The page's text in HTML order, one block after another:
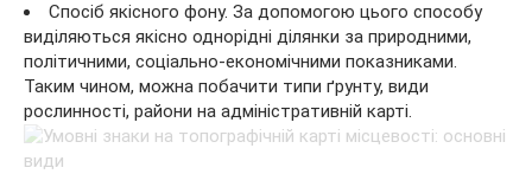
Спосіб якісного фону. За допомогою цього способу
виділяються якісно однорідні ділянки за природними,
політичними, соціально-економічними показниками.
Таким чином, можна побачити типи ґрунту, види
рослинності, райони на адміністративній карті.